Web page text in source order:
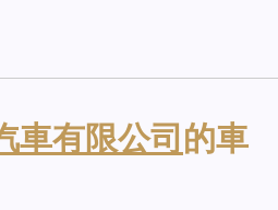
車有限公司 的車